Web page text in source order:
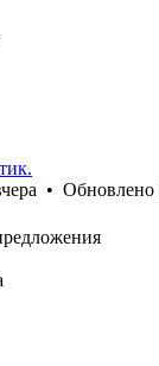
• Обновлено